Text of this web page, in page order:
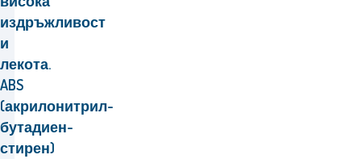
издръжливост
и
лекота.
ABS
(акрилонитрил-
бутадиен-
стирен)